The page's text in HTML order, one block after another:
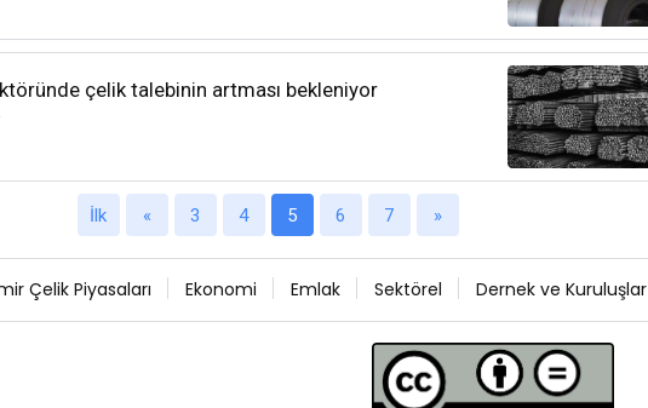
çelik talebinin artması bekleniyor
İlk « 3 4 5 6 7 »
Çelik Piyasaları Ekonomi Emlak Sektörel Dernek ve Kuruluşlar